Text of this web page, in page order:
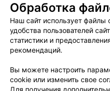
Вакансии
Публичный
Публичный договор
Связаться по
Написать
Обработка
Наш сайт использует файлы
удобства пользователей
статистики и
рекомендаций.
Вы можете настроить
cookie или изменить свое
Для получения